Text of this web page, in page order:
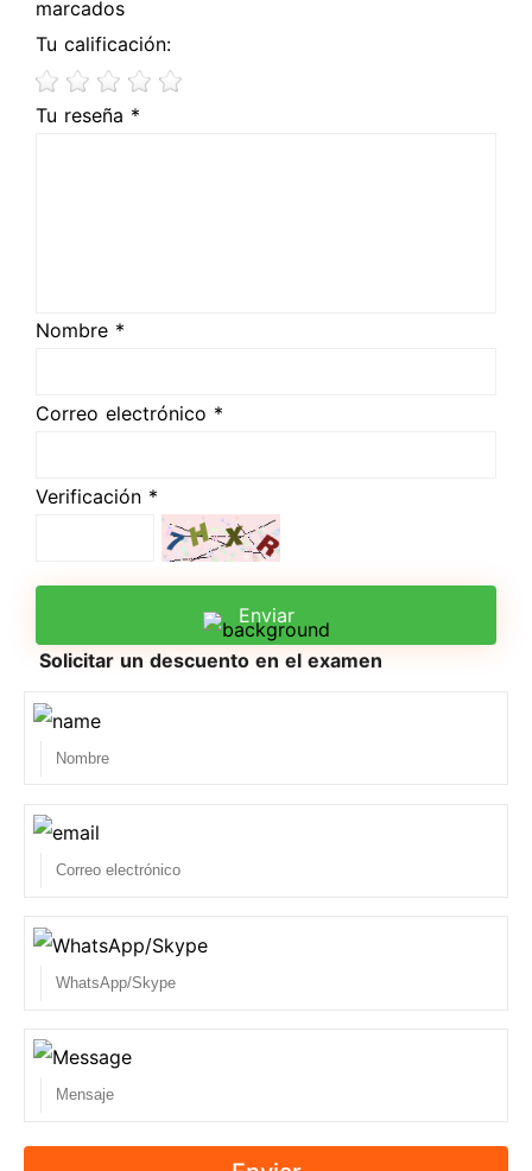
marcados
Tu calificación:
Tu reseña *
Nombre *
Correo electrónico *
Verificación *
Enviar
Solicitar un descuento en el examen